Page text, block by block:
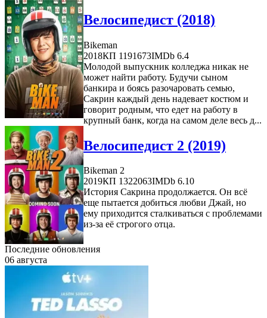
Велосипедист (2018)
Bikeman
2018КП 1191673IMDb 6.4
Молодой выпускник колледжа никак не
может найти работу. Будучи сыном
банкира и боясь разочаровать семью,
Сакрин каждый день надевает костюм и
говорит родным, что едет на работу в
крупный банк, когда на самом деле весь д...
Велосипедист 2 (2019)
Bikeman 2
2019КП 1322063IMDb 6.10
История Сакрина продолжается. Он всё
еще пытается добиться любви Джай, но
ему приходится сталкиваться с проблемами
из-за её строгого отца.
Последние обновления
06 августа